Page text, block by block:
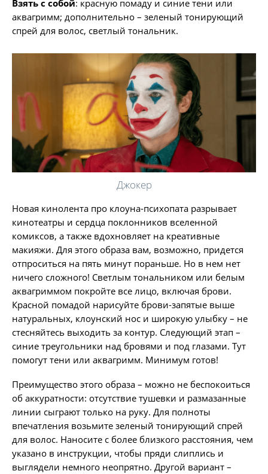
Взять с собой: красную помаду и синие тени или
аквагримм; дополнительно – зеленый тонирующий
спрей для волос, светлый тональник.
Джокер
Новая кинолента про клоуна-психопата разрывает
кинотеатры и сердца поклонников вселенной
комиксов, а также вдохновляет на креативные
макияжи. Для этого образа вам, возможно, придется
отпроситься на пять минут пораньше. Но в нем нет
ничего сложного! Светлым тональником или белым
аквагриммом покройте все лицо, включая брови.
Красной помадой нарисуйте брови-запятые выше
натуральных, клоунский нос и широкую улыбку – не
стесняйтесь выходить за контур. Следующий этап –
синие треугольники над бровями и под глазами. Тут
помогут тени или аквагримм. Минимум готов!
Преимущество этого образа – можно не беспокоиться
об аккуратности: отсутствие тушевки и размазанные
линии сыграют только на руку. Для полноты
впечатления возьмите зеленый тонирующий спрей
для волос. Наносите с более близкого расстояния, чем
указано в инструкции, чтобы пряди слиплись и
выглядели немного неопрятно. Другой вариант –